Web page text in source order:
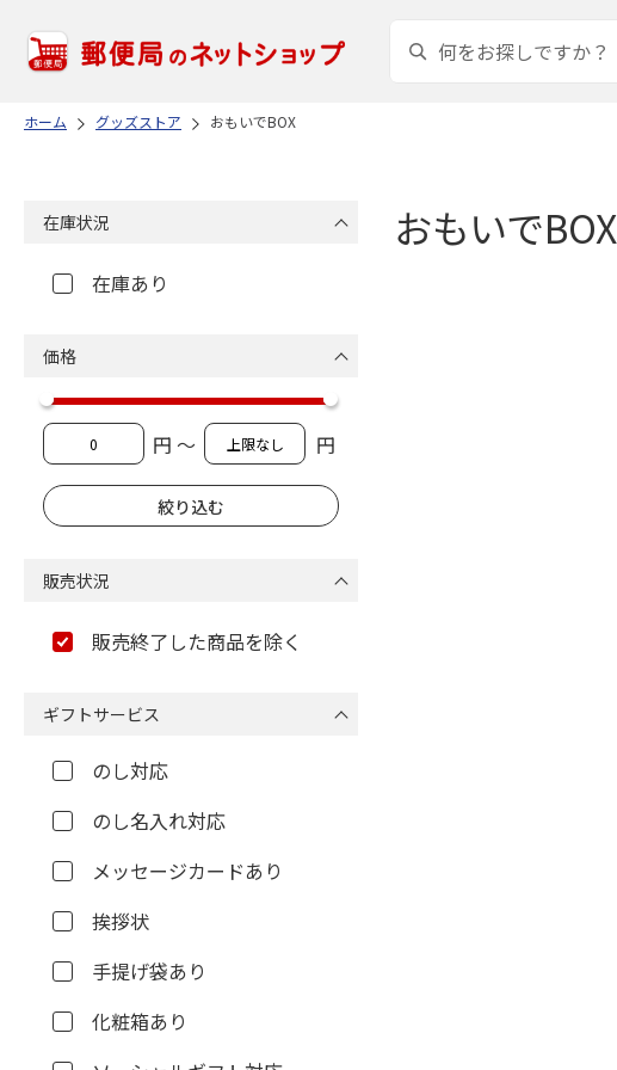
ホーム グッズストア おもいでBOX
おもいでBOX
在庫状況
在庫あり
価格
円 ～ 円
販売状況
販売終了した商品を除く
ギフトサービス
のし対応
のし名入れ対応
メッセージカードあり
挨拶状
手提げ袋あり
化粧箱あり